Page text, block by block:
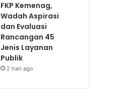
FKP Kemenag,
Wadah Aspirasi
dan Evaluasi
Rancangan 45
Jenis Layanan
Publik
2 hari ago